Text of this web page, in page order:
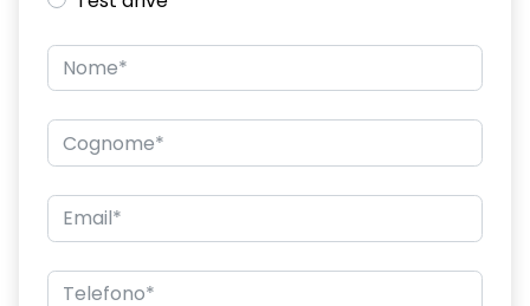
Consolle centrale con bracciolo e vano portaoggetti
Design cerchi in lega TERGAN
Distance warning avviso distanza di sicurezza
Eco Mode, Start and Stop e indicatore di cambiamento
velocità
Emergency call soggetto alla disponibilità di rete